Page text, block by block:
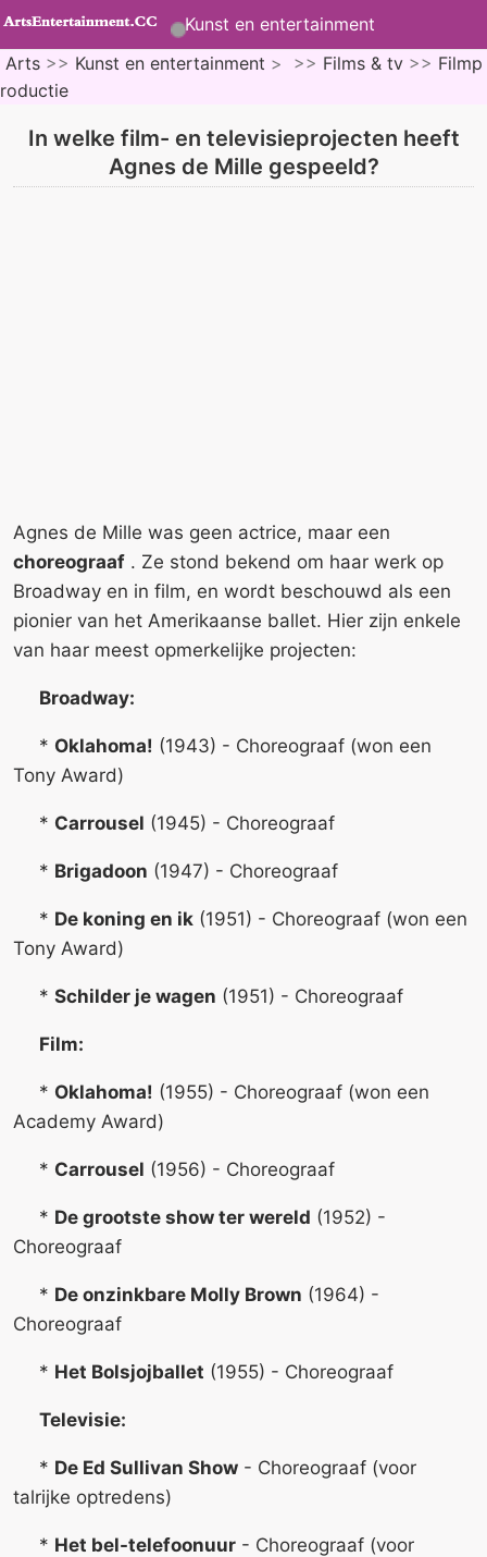
Kunst en entertainment
Arts >> Kunst en entertainment > >> Films & tv >> Filmp
roductie
In welke film- en televisieprojecten heeft
Agnes de Mille gespeeld?
Agnes de Mille was geen actrice, maar een
choreograaf . Ze stond bekend om haar werk op
Broadway en in film, en wordt beschouwd als een
pionier van het Amerikaanse ballet. Hier zijn enkele
van haar meest opmerkelijke projecten:
Broadway:
* Oklahoma! (1943) - Choreograaf (won een
Tony Award)
* Carrousel (1945) - Choreograaf
* Brigadoon (1947) - Choreograaf
* De koning en ik (1951) - Choreograaf (won een
Tony Award)
* Schilder je wagen (1951) - Choreograaf
Film:
* Oklahoma! (1955) - Choreograaf (won een
Academy Award)
* Carrousel (1956) - Choreograaf
* De grootste show ter wereld (1952) -
Choreograaf
* De onzinkbare Molly Brown (1964) -
Choreograaf
* Het Bolsjojballet (1955) - Choreograaf
Televisie:
* De Ed Sullivan Show - Choreograaf (voor
talrijke optredens)
* Het bel-telefoonuur - Choreograaf (voor